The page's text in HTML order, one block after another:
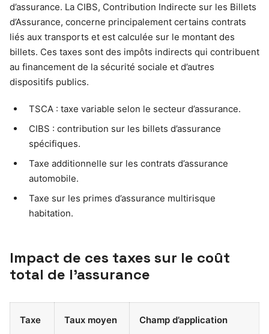
d’assurance. La CIBS, Contribution Indirecte sur les Billets
d’Assurance, concerne principalement certains contrats
liés aux transports et est calculée sur le montant des
billets. Ces taxes sont des impôts indirects qui contribuent
au financement de la sécurité sociale et d’autres
dispositifs publics.
TSCA : taxe variable selon le secteur d’assurance.
CIBS : contribution sur les billets d’assurance
spécifiques.
Taxe additionnelle sur les contrats d’assurance
automobile.
Taxe sur les primes d’assurance multirisque
habitation.
Impact de ces taxes sur le coût
total de l’assurance
Taxe Taux moyen Champ d’application